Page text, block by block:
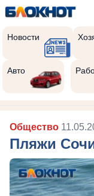
Новости
Авто
Общество
Пляжи
Реклама